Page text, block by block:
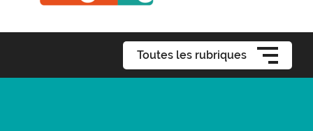
Toutes les rubriques